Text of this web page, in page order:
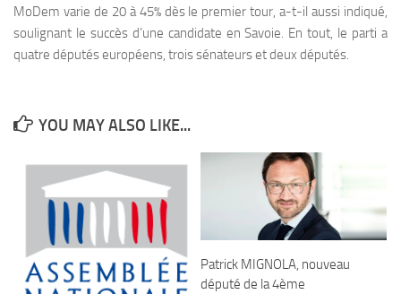
MoDem varie de 20 à 45% dès le premier tour, a-t-il aussi indiqué,
soulignant le succès d’une candidate en Savoie. En tout, le parti a
quatre députés européens, trois sénateurs et deux députés.
YOU MAY ALSO LIKE...
Patrick MIGNOLA, nouveau
député de la 4ème